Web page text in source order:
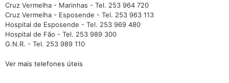
Cruz Vermelha - Marinhas - Tel. 253 964 720
Cruz Vermelha - Esposende - Tel. 253 963 113
Hospital de Esposende - Tel. 253 969 480
Hospital de Fão - Tel. 253 989 300
G.N.R. - Tel. 253 989 110
Ver mais telefones úteis